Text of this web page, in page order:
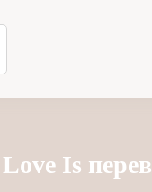
Is